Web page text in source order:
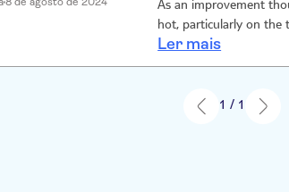
As an improvement
hot, particularly on the
directions as we were
4hrs on the way back
Ler mais
1 / 1